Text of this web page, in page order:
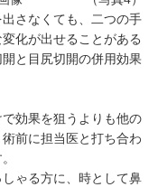
さなくても、二つの手
化が出せることがある
と目尻切開の併用効果
効果を狙うよりも他の
前に担当医と打ち合わ
ゃる方に、時として鼻